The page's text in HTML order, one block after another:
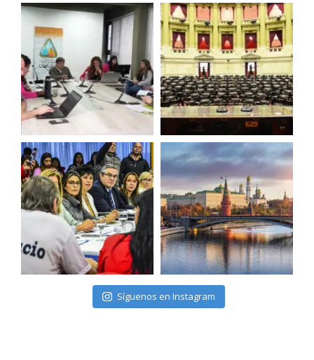
Síguenos en Instagram